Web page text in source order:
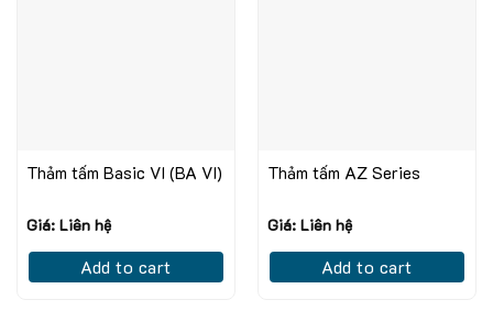
Thảm tấm Basic VI (BA VI)
Giá: Liên hệ
Add to cart
Thảm tấm AZ Series
Giá: Liên hệ
Add to cart